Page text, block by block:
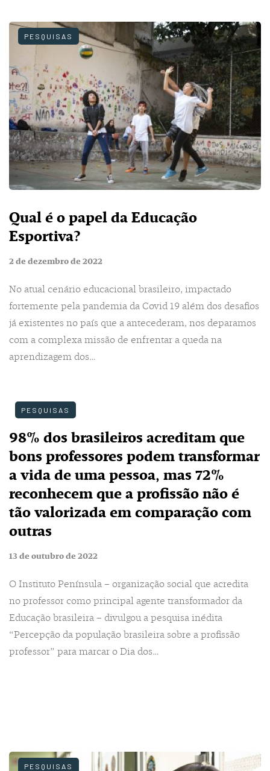
PESQUISAS
Qual é o papel da Educação
Esportiva?
2 de dezembro de 2022
No atual cenário educacional brasileiro, impactado
fortemente pela pandemia da Covid 19 além dos desafios
já existentes no país que a antecederam, nos deparamos
com a complexa missão de enfrentar a queda na
aprendizagem dos…
PESQUISAS
98% dos brasileiros acreditam que
bons professores podem transformar
a vida de uma pessoa, mas 72%
reconhecem que a profissão não é
tão valorizada em comparação com
outras
13 de outubro de 2022
O Instituto Península – organização social que acredita
no professor como principal agente transformador da
Educação brasileira – divulgou a pesquisa inédita
“Percepção da população brasileira sobre a profissão
professor” para marcar o Dia dos…
PESQUISAS